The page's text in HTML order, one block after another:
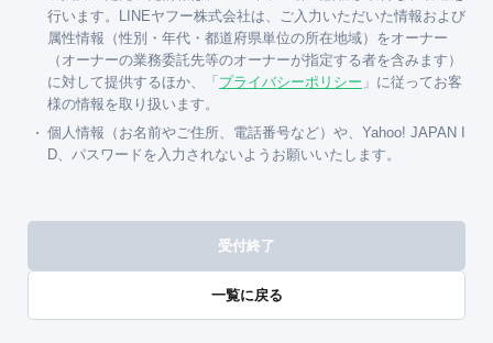
行います。LINEヤフー株式会社は、ご入力いただいた情報および
属性情報（性別・年代・都道府県単位の所在地域）をオーナー
（オーナーの業務委託先等のオーナーが指定する者を含みます）
に対して提供するほか、「 プライバシーポリシー 」に従ってお客
様の情報を取り扱います。
個人情報（お名前やご住所、電話番号など）や、Yahoo! JAPAN I
D、パスワードを入力されないようお願いいたします。
一覧に戻る
受付終了